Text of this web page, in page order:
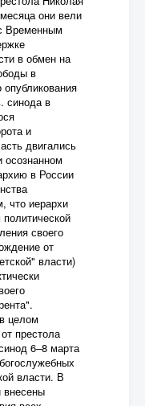
они вели
Временным
в обмен на
в
синода в
и
двигались
осознанном
в России
что иерархи
своего
от
власти)
целом
престола
6–8 марта
власти. В
внесены